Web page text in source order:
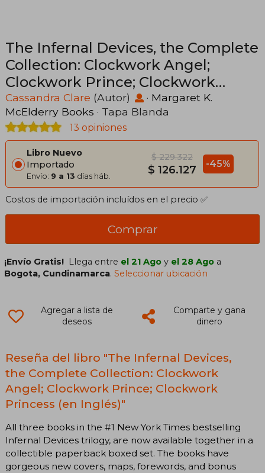
The Infernal Devices, the Complete
Collection: Clockwork Angel;
Clockwork Prince; Clockwork
Princess (en Inglés)
Cassandra Clare (Autor) · Margaret K.
McElderry Books · Tapa Blanda
13 opiniones
Libro Nuevo
Importado
Envío: 9 a 13 días háb.
$ 229.322
$ 126.127 -45%
Costos de importación incluídos en el precio ✅
Comprar
¡Envío Gratis! Llega entre el 21 Ago y el 28 Ago a
Bogota, Cundinamarca.Seleccionar ubicación
Agregar a lista de
deseos
Comparte y gana
dinero
Reseña del libro "The Infernal Devices,
the Complete Collection: Clockwork
Angel; Clockwork Prince; Clockwork
Princess (en Inglés)"
All three books in the #1 New York Times bestselling
Infernal Devices trilogy, are now available together in a
collectible paperback boxed set. The books have
gorgeous new covers, maps, forewords, and bonus